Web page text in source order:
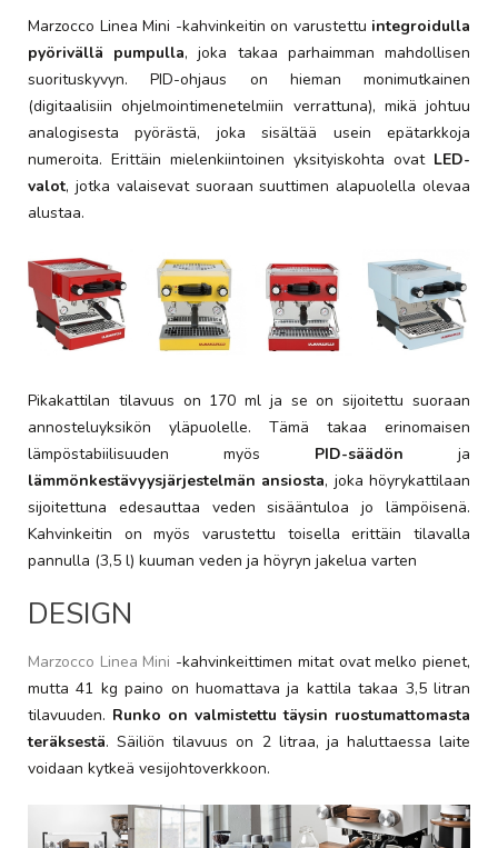
Marzocco Linea Mini -kahvinkeitin on varustettu integroidulla
pyörivällä pumpulla, joka takaa parhaimman mahdollisen
suorituskyvyn. PID-ohjaus on hieman monimutkainen
(digitaalisiin ohjelmointimenetelmiin verrattuna), mikä johtuu
analogisesta pyörästä, joka sisältää usein epätarkkoja
numeroita. Erittäin mielenkiintoinen yksityiskohta ovat LED-
valot, jotka valaisevat suoraan suuttimen alapuolella olevaa
alustaa.
Pikakattilan tilavuus on 170 ml ja se on sijoitettu suoraan
annosteluyksikön yläpuolelle. Tämä takaa erinomaisen
lämpöstabiilisuuden myös PID-säädön ja
lämmönkestävyysjärjestelmän ansiosta, joka höyrykattilaan
sijoitettuna edesauttaa veden sisääntuloa jo lämpöisenä.
Kahvinkeitin on myös varustettu toisella erittäin tilavalla
pannulla (3,5 l) kuuman veden ja höyryn jakelua varten
DESIGN
Marzocco Linea Mini -kahvinkeittimen mitat ovat melko pienet,
mutta 41 kg paino on huomattava ja kattila takaa 3,5 litran
tilavuuden. Runko on valmistettu täysin ruostumattomasta
teräksestä. Säiliön tilavuus on 2 litraa, ja haluttaessa laite
voidaan kytkeä vesijohtoverkkoon.